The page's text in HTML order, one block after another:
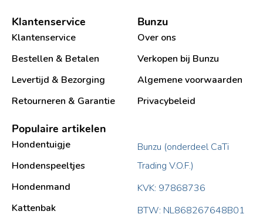
Klantenservice
Klantenservice
Bestellen & Betalen
Levertijd & Bezorging
Retourneren & Garantie
Bunzu
Over ons
Verkopen bij Bunzu
Algemene voorwaarden
Privacybeleid
Populaire artikelen
Hondentuigje
Hondenspeeltjes
Hondenmand
Kattenbak
Bunzu (onderdeel CaTi
Trading V.O.F.)
KVK: 97868736
BTW: NL868267648B01